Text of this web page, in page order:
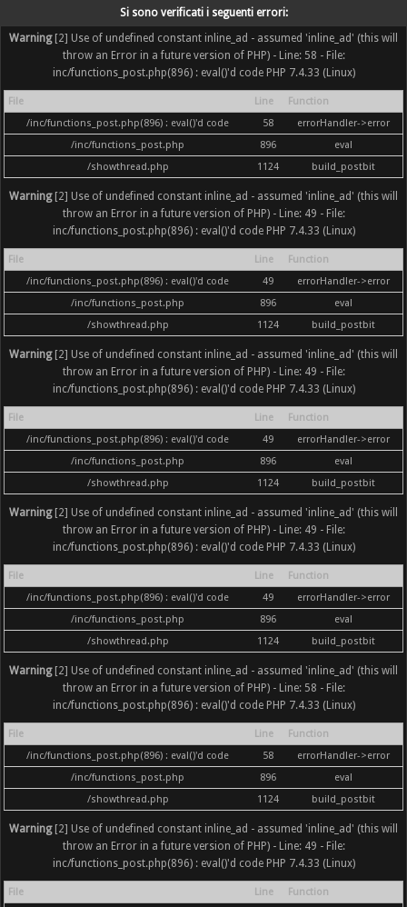
Si sono verificati i seguenti errori:
Warning[2] Use of undefined constant inline_ad - assumed 'inline_ad' (this will
throw an Error in a future version of PHP) - Line: 58 - File:
inc/functions_post.php(896) : eval()'d code PHP 7.4.33 (Linux)
File Line
Function
/inc/functions_post.php(896) : eval()'d code
58
errorHandler->error
/inc/functions_post.php
896
eval
/showthread.php
1124 build_postbit
Warning[2] Use of undefined constant inline_ad - assumed 'inline_ad' (this will
throw an Error in a future version of PHP) - Line: 49 - File:
inc/functions_post.php(896) : eval()'d code PHP 7.4.33 (Linux)
File Line
Function
/inc/functions_post.php(896) : eval()'d code
49
errorHandler->error
/inc/functions_post.php
896
eval
/showthread.php
1124 build_postbit
Warning[2] Use of undefined constant inline_ad - assumed 'inline_ad' (this will
throw an Error in a future version of PHP) - Line: 49 - File:
inc/functions_post.php(896) : eval()'d code PHP 7.4.33 (Linux)
File Line
Function
/inc/functions_post.php(896) : eval()'d code
49
errorHandler->error
/inc/functions_post.php
896
eval
/showthread.php
1124 build_postbit
Warning[2] Use of undefined constant inline_ad - assumed 'inline_ad' (this will
throw an Error in a future version of PHP) - Line: 49 - File:
inc/functions_post.php(896) : eval()'d code PHP 7.4.33 (Linux)
File Line
Function
/inc/functions_post.php(896) : eval()'d code
49
errorHandler->error
/inc/functions_post.php
896
eval
/showthread.php
1124 build_postbit
Warning[2] Use of undefined constant inline_ad - assumed 'inline_ad' (this will
throw an Error in a future version of PHP) - Line: 58 - File:
inc/functions_post.php(896) : eval()'d code PHP 7.4.33 (Linux)
File Line
Function
/inc/functions_post.php(896) : eval()'d code
58
errorHandler->error
/inc/functions_post.php
896
eval
/showthread.php
1124 build_postbit
Warning[2] Use of undefined constant inline_ad - assumed 'inline_ad' (this will
throw an Error in a future version of PHP) - Line: 49 - File:
inc/functions_post.php(896) : eval()'d code PHP 7.4.33 (Linux)
File Line
Function